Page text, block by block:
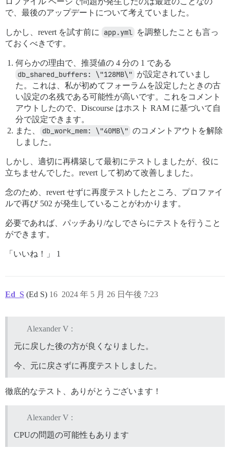
で、最後のアップデートについて考えていました。
しかし、revert を試す前に app.yml を調整したことも言っ
ておくべきです。
何らかの理由で、推奨値の 4 分の 1 である
db_shared_buffers: \"128MB\" が設定されていまし
た。これは、私が初めてフォーラムを設定したときの古
い設定の名残である可能性が高いです。これをコメント
アウトしたので、Discourse はホスト RAM に基づいて自
分で設定できます。
また、
db_work_mem: \"40MB\" のコメントアウトを解除
しました。
しかし、適切に再構築して最初にテストしましたが、役に
立ちませんでした。revert して初めて改善しました。
念のため、revert せずに再度テストしたところ、プロファイ
ルで再び 502 が発生していることがわかります。
必要であれば、パッチあり/なしでさらにテストを行うこと
ができます。
「いいね！」 1
Ed_S (Ed S) 2024 年 5 月 26 日午後 7:23
16
Alexander V :
元に戻した後の方が良くなりました。
今、元に戻さずに再度テストしました。
徹底的なテスト、ありがとうございます！
Alexander V :
CPUの問題の可能性もあります